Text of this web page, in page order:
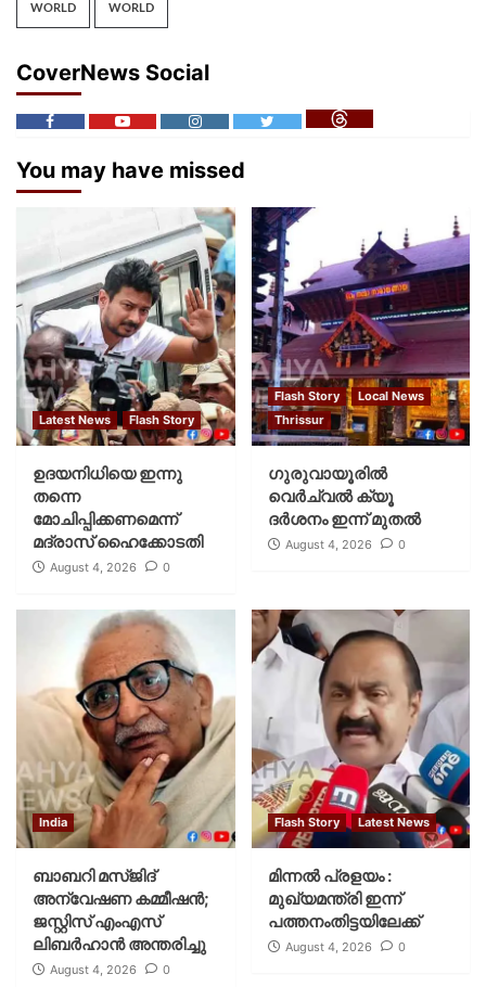
WORLD WORLD
CoverNews Social
You may have missed
Latest News Flash Story
ഉദയനിധിയെ ഇന്നു
തന്നെ
മോചിപ്പിക്കണമെന്ന്
മദ്രാസ് ഹൈക്കോടതി
August 4, 2026 0
Flash Story
Local News
Thrissur
ഗുരുവായൂരില്‍
വെര്‍ച്വല്‍ ക്യൂ
ദര്‍ശനം ഇന്ന് മുതല്‍
August 4, 2026 0
India
ബാബറി മസ്ജിദ്
അന്വേഷണ കമ്മീഷന്‍;
ജസ്റ്റിസ് എംഎസ്
ലിബര്‍ഹാന്‍ അന്തരിച്ചു
August 4, 2026 0
Flash Story Latest News
മിന്നല്‍ പ്രളയം :
മുഖ്യമന്ത്രി ഇന്ന്
പത്തനംതിട്ടയിലേക്ക്
August 4, 2026 0